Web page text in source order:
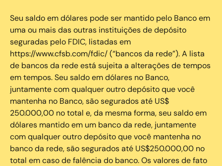
Seu saldo em dólares pode ser mantido pelo Banco em
uma ou mais das outras instituições de depósito
seguradas pelo FDIC, listadas em
https://www.cfsb.com/fdic/ (“bancos da rede”). A lista
de bancos da rede está sujeita a alterações de tempos
em tempos. Seu saldo em dólares no Banco,
juntamente com qualquer outro depósito que você
mantenha no Banco, são segurados até US$
250.000,00 no total e, da mesma forma, seu saldo em
dólares mantido em um banco da rede, juntamente
com qualquer outro depósito que você mantenha no
banco da rede, são segurados até US$250.000,00 no
total em caso de falência do banco. Os valores de fato